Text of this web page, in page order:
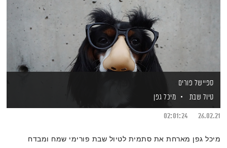
ספיישל פורים
טיול שבת
מיכל גפן
26.02.21
02:01:24
מיכל גפן מארחת את סתמית לטיול שבת פורימי שמח ומבדח